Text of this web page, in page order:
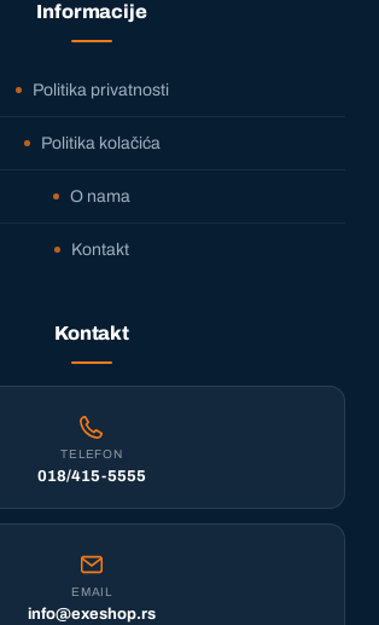
Informacije
Politika privatnosti
Politika kolačića
O nama
Kontakt
Kontakt
TELEFON
018/415-5555
EMAIL
info@exeshop.rs